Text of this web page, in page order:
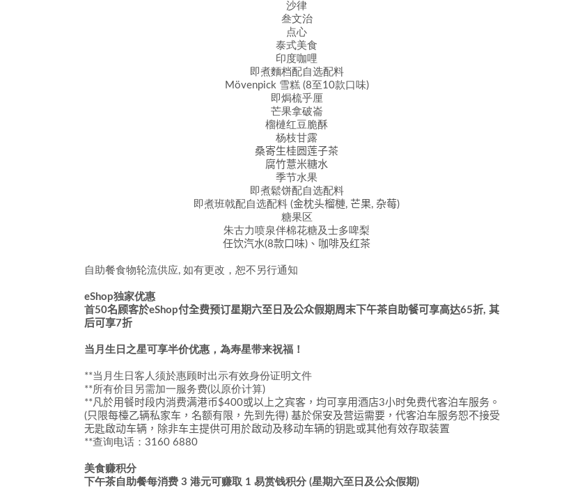
沙律
叁文治
点心
泰式美食
印度咖哩
即煮麵档配自选配料
Mövenpick 雪糕 (8至10款口味)
即焗梳乎厘
芒果拿破崙
榴槤红豆脆酥
杨枝甘露
桑寄生桂圆莲子茶
腐竹薏米糖水
季节水果
即煮鬆饼配自选配料
即煮班戟配自选配料 (金枕头榴槤, 芒果, 杂莓)
糖果区
朱古力喷泉伴棉花糖及士多啤梨
任饮汽水(8款口味) 、 咖啡及红茶
自助餐食物轮流供应, 如有更改，恕不另行通知
eShop独家优惠
首50名顾客於eShop付全费预订 星期六至日及公众假期周末下午茶 自助餐可享高达65折, 其
后可享7折
当月 生日之星可享半价优惠，為寿星带来祝福！
**当月生日客人须於惠顾时出示有效身份证明文件
**所有价目另需加一服务费(以原价计算)
**凡於用餐时段内消费满港币 $400或以上之宾客，均可享用酒店3小时免费代客泊车服务。
( 只限每檯乙辆私家车，名额有限，先到先得) 基於保安及营运需要，代客泊车服务恕不接受
无匙啟动车辆，除非车主提供可用於啟动及移动车辆的钥匙或其他有效存取装置
**查询电话：3160 6880
美食赚积分
下午茶自助餐每消费 3 港元可赚取 1 易赏钱积分 (星期六至日及公众假期)